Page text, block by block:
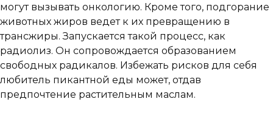
могут вызывать онкологию. Кроме того, подгорание
животных жиров ведет к их превращению в
трансжиры. Запускается такой процесс, как
радиолиз. Он сопровождается образованием
свободных радикалов. Избежать рисков для себя
любитель пикантной еды может, отдав
предпочтение растительным маслам.